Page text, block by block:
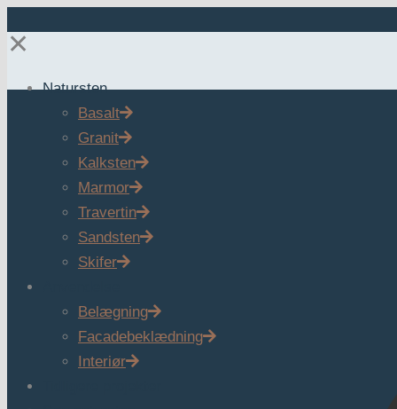
✕
Natursten
Basalt
Granit
Kalksten
Marmor
Travertin
Sandsten
Skifer
Belægning
Facadebeklædning
Interiør